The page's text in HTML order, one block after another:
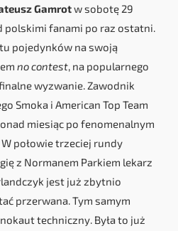
Gamrotw sobotę 29
fanami po raz ostatni.
pojedynków na swoją
no contest , na popularnego
finalne wyzwanie. Zawodnik
Smoka i American Top Team
miesiąc po fenomenalnym
połowie trzeciej rundy
z Normanem Parkiem lekarz
jest już zbytnio
przerwana. Tym samym
techniczny. Była to już